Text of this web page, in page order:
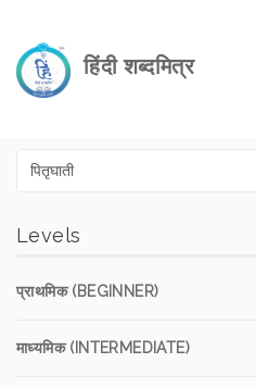
हिंदी शब्दमित्र
Levels
प्राथमिक (BEGINNER)
माध्यमिक (INTERMEDIATE)